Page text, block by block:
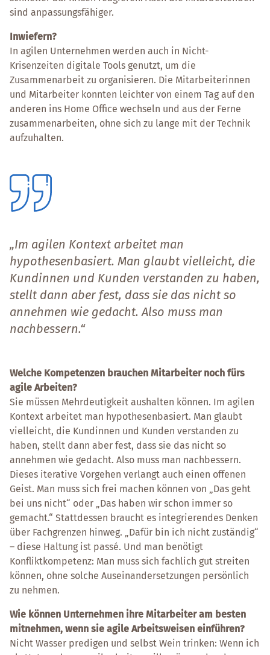
sind anpassungsfähiger.
Inwiefern?
In agilen Unternehmen werden auch in Nicht-
Krisenzeiten digitale Tools genutzt, um die
Zusammenarbeit zu organisieren. Die Mitarbeiterinnen
und Mitarbeiter konnten leichter von einem Tag auf den
anderen ins Home Office wechseln und aus der Ferne
zusammenarbeiten, ohne sich zu lange mit der Technik
aufzuhalten.
„Im agilen Kontext arbeitet man
hypothesenbasiert. Man glaubt vielleicht, die
Kundinnen und Kunden verstanden zu haben,
stellt dann aber fest, dass sie das nicht so
annehmen wie gedacht. Also muss man
nachbessern.“
Welche Kompetenzen brauchen Mitarbeiter noch fürs
agile Arbeiten?
Sie müssen Mehrdeutigkeit aushalten können. Im agilen
Kontext arbeitet man hypothesenbasiert. Man glaubt
vielleicht, die Kundinnen und Kunden verstanden zu
haben, stellt dann aber fest, dass sie das nicht so
annehmen wie gedacht. Also muss man nachbessern.
Dieses iterative Vorgehen verlangt auch einen offenen
Geist. Man muss sich frei machen können von „Das geht
bei uns nicht“ oder „Das haben wir schon immer so
gemacht.“ Stattdessen braucht es integrierendes Denken
über Fachgrenzen hinweg. „Dafür bin ich nicht zuständig“
– diese Haltung ist passé. Und man benötigt
Konfliktkompetenz: Man muss sich fachlich gut streiten
können, ohne solche Auseinandersetzungen persönlich
zu nehmen.
Wie können Unternehmen ihre Mitarbeiter am besten
mitnehmen, wenn sie agile Arbeitsweisen einführen?
Nicht Wasser predigen und selbst Wein trinken: Wenn ich